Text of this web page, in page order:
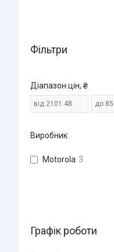
Фільтри
Діапазон цін, ₴
Виробник
Motorola 3
Графік роботи